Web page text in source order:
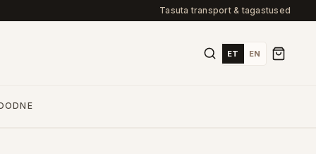
Tasuta transport & tagastused
ET EN